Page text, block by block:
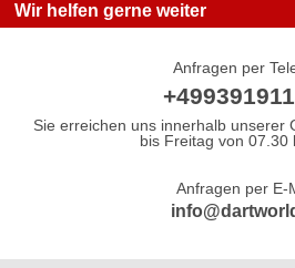
Wir helfen gerne weiter
Anfragen per
Sie erreichen uns innerhalb unserer
bis Freitag von 07.30
Anfragen per E-